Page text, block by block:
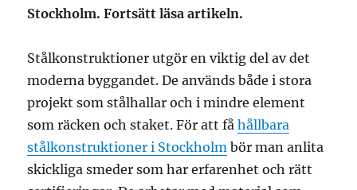
Stockholm. Fortsätt läsa artikeln.
Stålkonstruktioner utgör en viktig del av det
moderna byggandet. De används både i stora
projekt som stålhallar och i mindre element
som räcken och staket. För att fåhållbara
stålkonstruktioner i Stockholm bör man anlita
skickliga smeder som har erfarenhet och rätt